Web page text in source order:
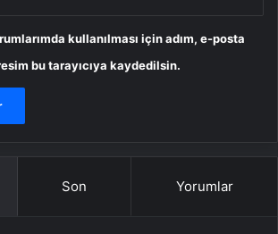
kullanılması için adım, e-posta
bu tarayıcıya kaydedilsin.
Son Yorumlar